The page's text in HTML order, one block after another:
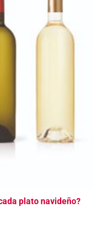
plato navideño?